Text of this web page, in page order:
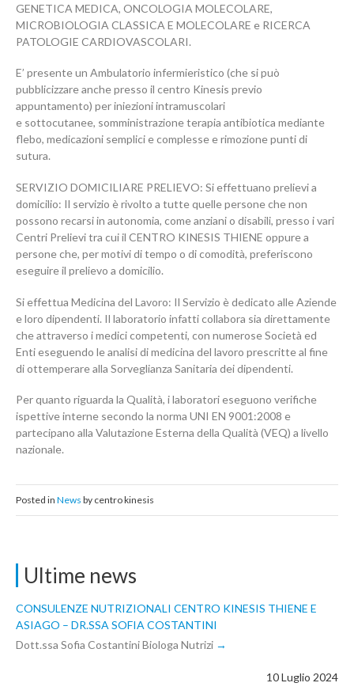
Ultime news
CONSULENZE NUTRIZIONALI CENTRO KINESIS THIENE E
ASIAGO – DR.SSA SOFIA COSTANTINI
Dott.ssa Sofia Costantini Biologa Nutrizi
10 Luglio 2024
GENETICA MEDICA, ONCOLOGIA MOLECOLARE,
MICROBIOLOGIA CLASSICA E MOLECOLARE e RICERCA
PATOLOGIE CARDIOVASCOLARI.
E’ presente un Ambulatorio infermieristico (che si può
pubblicizzare anche presso il centro Kinesis previo
appuntamento) per iniezioni intramuscolari
e sottocutanee, somministrazione terapia antibiotica mediante
flebo, medicazioni semplici e complesse e rimozione punti di
sutura.
SERVIZIO DOMICILIARE PRELIEVO: Si effettuano prelievi a
domicilio: Il servizio è rivolto a tutte quelle persone che non
possono recarsi in autonomia, come anziani o disabili, presso i vari
Centri Prelievi tra cui il CENTRO KINESIS THIENE oppure a
persone che, per motivi di tempo o di comodità, preferiscono
eseguire il prelievo a domicilio.
Si effettua Medicina del Lavoro: Il Servizio è dedicato alle Aziende
e loro dipendenti. Il laboratorio infatti collabora sia direttamente
che attraverso i medici competenti, con numerose Società ed
Enti eseguendo le analisi di medicina del lavoro prescritte al fine
di ottemperare alla Sorveglianza Sanitaria dei dipendenti.
Per quanto riguarda la Qualità, i laboratori eseguono verifiche
ispettive interne secondo la norma UNI EN 9001:2008 e
partecipano alla Valutazione Esterna della Qualità (VEQ) a livello
nazionale.
Posted in News by centro kinesis